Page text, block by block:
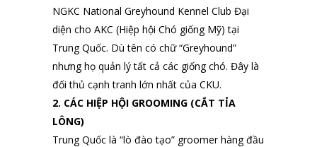
NGKC National Greyhound Kennel Club Đại
diện cho AKC (Hiệp hội Chó giống Mỹ) tại
Trung Quốc. Dù tên có chữ “Greyhound”
nhưng họ quản lý tất cả các giống chó. Đây là
đối thủ cạnh tranh lớn nhất của CKU.
2. CÁC HIỆP HỘI GROOMING (CẮT TỈA
LÔNG)
Trung Quốc là “lò đào tạo” groomer hàng đầu